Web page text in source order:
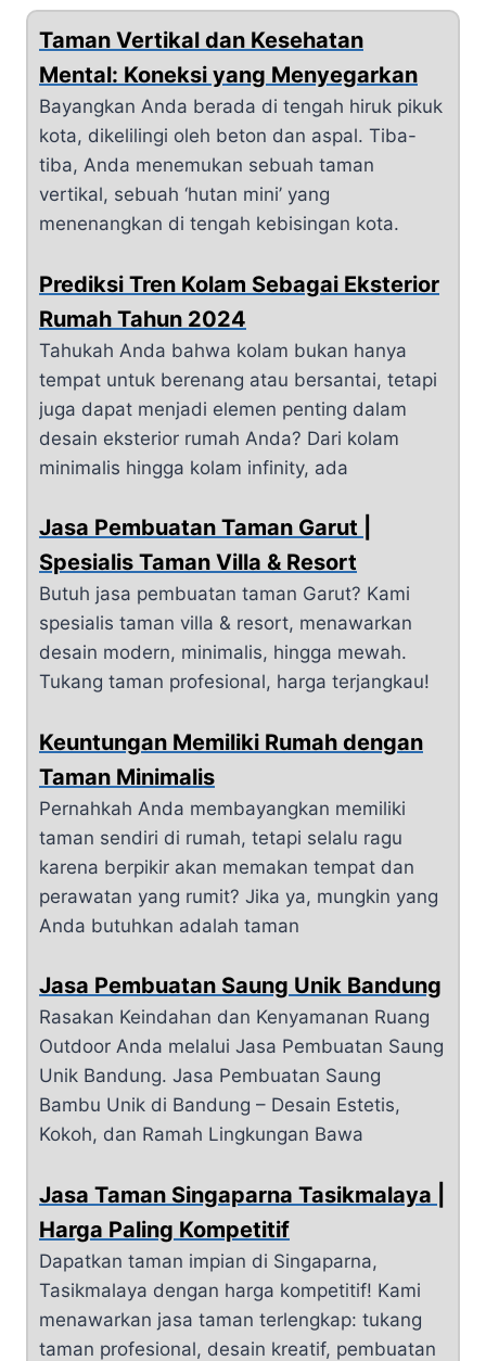
Taman Vertikal dan Kesehatan
Mental: Koneksi yang Menyegarkan
Bayangkan Anda berada di tengah hiruk pikuk
kota, dikelilingi oleh beton dan aspal. Tiba-
tiba, Anda menemukan sebuah taman
vertikal, sebuah ‘hutan mini’ yang
menenangkan di tengah kebisingan kota.
Prediksi Tren Kolam Sebagai Eksterior
Rumah Tahun 2024
Tahukah Anda bahwa kolam bukan hanya
tempat untuk berenang atau bersantai, tetapi
juga dapat menjadi elemen penting dalam
desain eksterior rumah Anda? Dari kolam
minimalis hingga kolam infinity, ada
Jasa Pembuatan Taman Garut |
Spesialis Taman Villa & Resort
Butuh jasa pembuatan taman Garut? Kami
spesialis taman villa & resort, menawarkan
desain modern, minimalis, hingga mewah.
Tukang taman profesional, harga terjangkau!
Keuntungan Memiliki Rumah dengan
Taman Minimalis
Pernahkah Anda membayangkan memiliki
taman sendiri di rumah, tetapi selalu ragu
karena berpikir akan memakan tempat dan
perawatan yang rumit? Jika ya, mungkin yang
Anda butuhkan adalah taman
Jasa Pembuatan Saung Unik Bandung
Rasakan Keindahan dan Kenyamanan Ruang
Outdoor Anda melalui Jasa Pembuatan Saung
Unik Bandung. Jasa Pembuatan Saung
Bambu Unik di Bandung – Desain Estetis,
Kokoh, dan Ramah Lingkungan Bawa
Jasa Taman Singaparna Tasikmalaya |
Harga Paling Kompetitif
Dapatkan taman impian di Singaparna,
Tasikmalaya dengan harga kompetitif! Kami
menawarkan jasa taman terlengkap: tukang
taman profesional, desain kreatif, pembuatan